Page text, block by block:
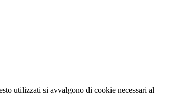
utilizzati si avvalgono di cookie necessari al